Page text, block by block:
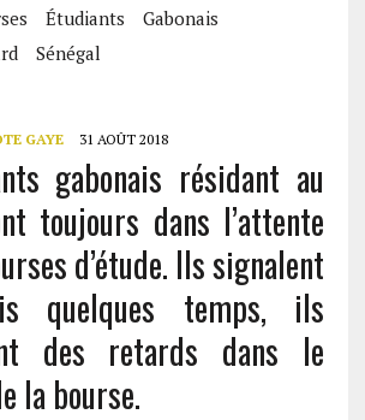
Étudiants
Gabonais
Sénégal
GAYE 31 AOÛT 2018
gabonais résidant au
toujours dans l’attente
d’étude. Ils signalent
quelques temps, ils
des retards dans le
la bourse.